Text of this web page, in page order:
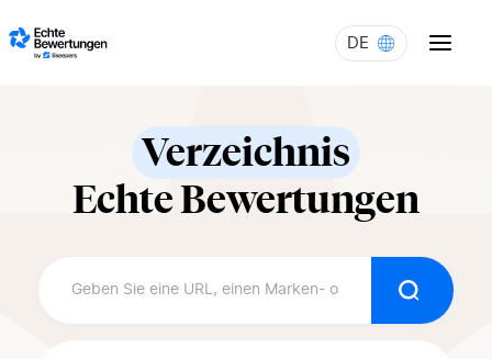
DE
Verzeichnis
Echte Bewertungen
Suche